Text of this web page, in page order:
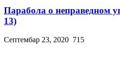
Парабола о неправедном
13)
Септембар 23, 2020 715